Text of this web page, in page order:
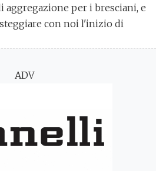
per i bresciani, e
con noi l'inizio di
ADV